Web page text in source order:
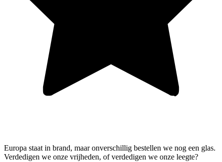
Europa staat in brand, maar onverschillig bestellen we nog een glas.
Verdedigen we onze vrijheden, of verdedigen we onze leegte?